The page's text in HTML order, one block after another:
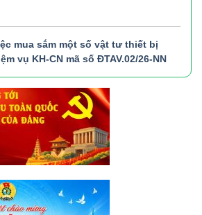
mua sắm một số vật tư thiết bị
vụ KH-CN mã số ĐTAV.02/26-NN